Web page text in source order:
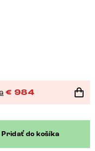
€ 984
Pridať do košíka